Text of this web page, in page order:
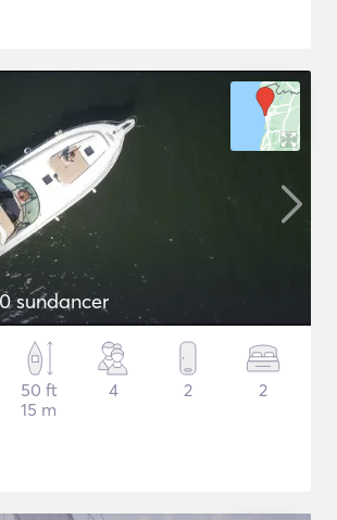
sundancer
50 ft
15 m
4 2 2